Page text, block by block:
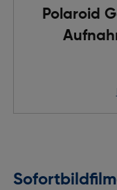
Polaroid